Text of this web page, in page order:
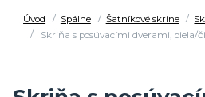
Úvod Spálne Šatníkové skrine
Skriňa s posúvacími dverami, biela/